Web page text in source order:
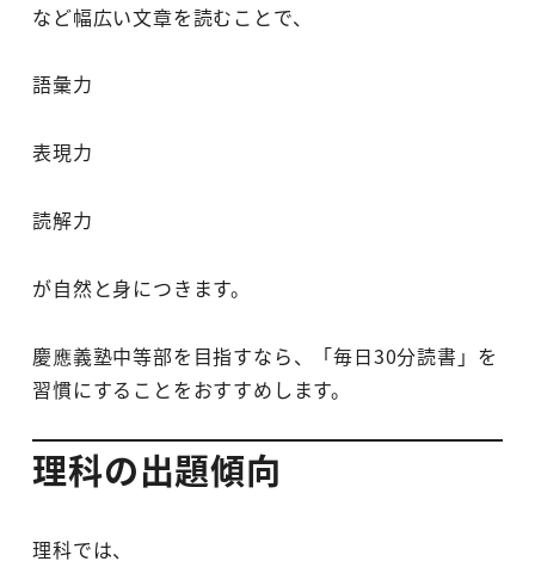
など幅広い文章を読むことで、
語彙力
表現力
読解力
が自然と身につきます。
慶應義塾中等部を目指すなら、「毎日30分読書」を
習慣にすることをおすすめします。
理科の出題傾向
理科では、